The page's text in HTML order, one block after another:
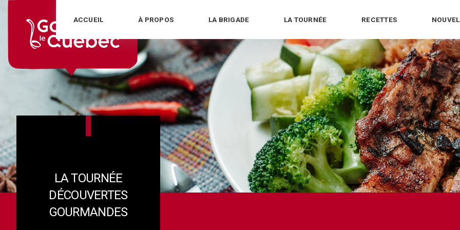
Skip
content
ACCUEIL À PROPOS LA BRIGADE LA TOURNÉE RECETTES
LA TOURNÉE
DÉCOUVERTES
GOURMANDES